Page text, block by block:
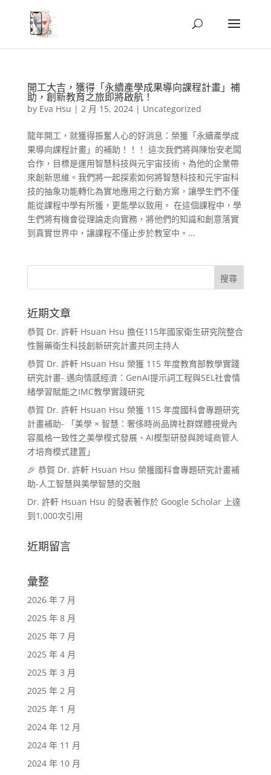
開工大吉，獲得「永續產學成果導向課程計畫」補
助，創新教育之旅即將啟航！
by Eva Hsu | 2 月 15, 2024| Uncategorized
龍年開工，就獲得振奮人心的好消息：榮獲「永續產學成
果導向課程計畫」的補助！！！ 這次我們將與陳怡安老闆
合作，目標是運用智慧科技與元宇宙技術，為他的企業帶
來創新思維。我們將一起探索如何將智慧科技和元宇宙科
技的抽象功能轉化為實地應用之行動方案，讓學生們不僅
能從課程中學有所獲，更能學以致用。 在這個課程中，學
生們將有機會從理論走向實務，將他們的知識和創意落實
到真實世界中，讓課程不僅止步於教室中。...
近期文章
恭賀 Dr. 許軒 Hsuan Hsu 擔任115年國家衛生研究院整合
性醫藥衛生科技創新研究計畫共同主持人
恭賀 Dr. 許軒 Hsuan Hsu 榮獲 115 年度教育部教學實踐
研究計畫- 邁向情感經濟：GenAI提示詞工程與SEL社會情
緒學習賦能之IMC教學實踐研究
恭賀 Dr. 許軒 Hsuan Hsu 榮獲 115 年度國科會專題研究
計畫補助- 「美學 × 智慧：奢侈時尚品牌社群媒體視覺內
容風格一致性之美學模式發展、AI模型研發與跨域商管人
才培育模式建置」
🎉 恭賀 Dr. 許軒 Hsuan Hsu 榮獲國科會專題研究計畫補
助-人工智慧與美學智慧的交融
Dr. 許軒 Hsuan Hsu 的發表著作於 Google Scholar 上達
到1,000次引用
近期留言
彙整
2026 年 7 月
2025 年 8 月
2025 年 7 月
2025 年 4 月
2025 年 3 月
2025 年 2 月
2025 年 1 月
2024 年 12 月
2024 年 11 月
2024 年 10 月